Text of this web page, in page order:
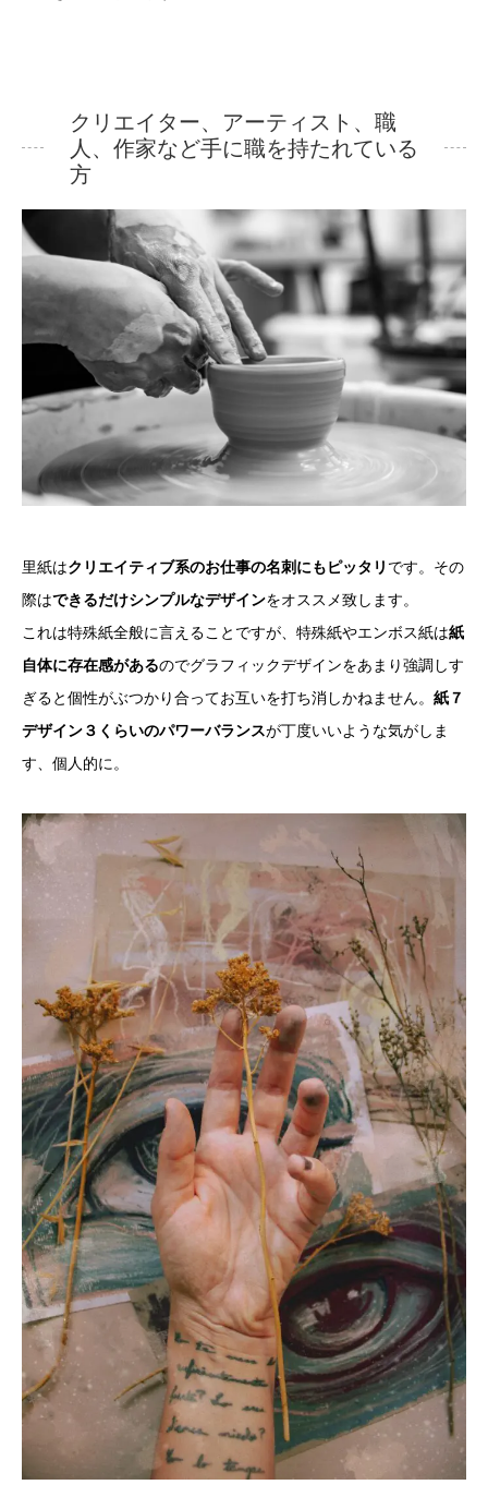
クリエイター、アーティスト、職
人、作家など手に職を持たれている
方
里紙はクリエイティブ系のお仕事の名刺にもピッタリ です。その
際はできるだけシンプルなデザインをオススメ致します。
これは特殊紙全般に言えることですが、特殊紙やエンボス紙は紙
自体に存在感があるのでグラフィックデザインをあまり強調しす
ぎると個性がぶつかり合ってお互いを打ち消しかねません。 紙７
デザイン３くらいのパワーバランスが丁度いいような気がしま
す、個人的に。